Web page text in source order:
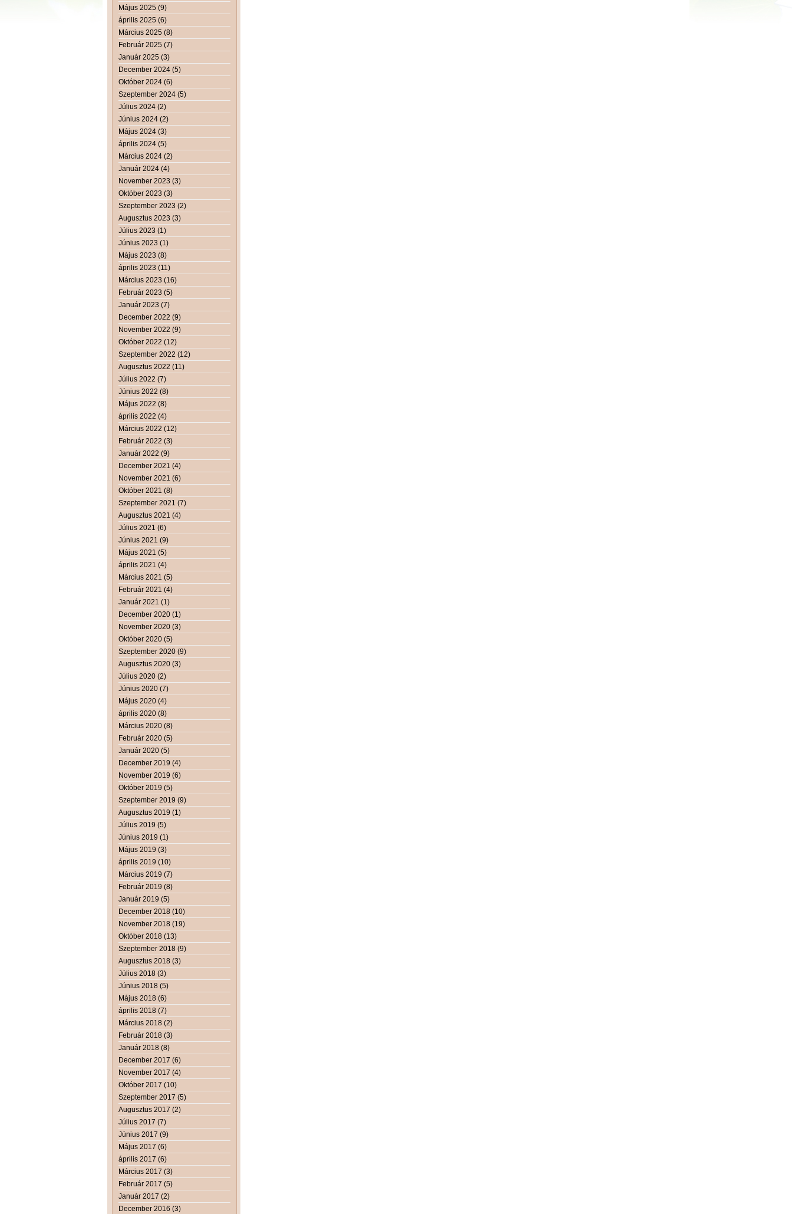
Május 2025 (9)
április 2025 (6)
Március 2025 (8)
Február 2025 (7)
Január 2025 (3)
December 2024 (5)
Október 2024 (6)
Szeptember 2024 (5)
Július 2024 (2)
Június 2024 (2)
Május 2024 (3)
április 2024 (5)
Március 2024 (2)
Január 2024 (4)
November 2023 (3)
Október 2023 (3)
Szeptember 2023 (2)
Augusztus 2023 (3)
Július 2023 (1)
Június 2023 (1)
Május 2023 (8)
április 2023 (11)
Március 2023 (16)
Február 2023 (5)
Január 2023 (7)
December 2022 (9)
November 2022 (9)
Október 2022 (12)
Szeptember 2022 (12)
Augusztus 2022 (11)
Július 2022 (7)
Június 2022 (8)
Május 2022 (8)
április 2022 (4)
Március 2022 (12)
Február 2022 (3)
Január 2022 (9)
December 2021 (4)
November 2021 (6)
Október 2021 (8)
Szeptember 2021 (7)
Augusztus 2021 (4)
Július 2021 (6)
Június 2021 (9)
Május 2021 (5)
április 2021 (4)
Március 2021 (5)
Február 2021 (4)
Január 2021 (1)
December 2020 (1)
November 2020 (3)
Október 2020 (5)
Szeptember 2020 (9)
Augusztus 2020 (3)
Július 2020 (2)
Június 2020 (7)
Május 2020 (4)
április 2020 (8)
Március 2020 (8)
Február 2020 (5)
Január 2020 (5)
December 2019 (4)
November 2019 (6)
Október 2019 (5)
Szeptember 2019 (9)
Augusztus 2019 (1)
Július 2019 (5)
Június 2019 (1)
Május 2019 (3)
április 2019 (10)
Március 2019 (7)
Február 2019 (8)
Január 2019 (5)
December 2018 (10)
November 2018 (19)
Október 2018 (13)
Szeptember 2018 (9)
Augusztus 2018 (3)
Július 2018 (3)
Június 2018 (5)
Május 2018 (6)
április 2018 (7)
Március 2018 (2)
Február 2018 (3)
Január 2018 (8)
December 2017 (6)
November 2017 (4)
Október 2017 (10)
Szeptember 2017 (5)
Augusztus 2017 (2)
Július 2017 (7)
Június 2017 (9)
Május 2017 (6)
április 2017 (6)
Március 2017 (3)
Február 2017 (5)
Január 2017 (2)
December 2016 (3)